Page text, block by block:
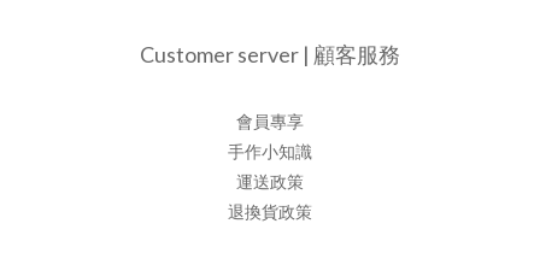
Customer server | 顧客服務
會員專享
手作小知識
運送政策
退換貨政策